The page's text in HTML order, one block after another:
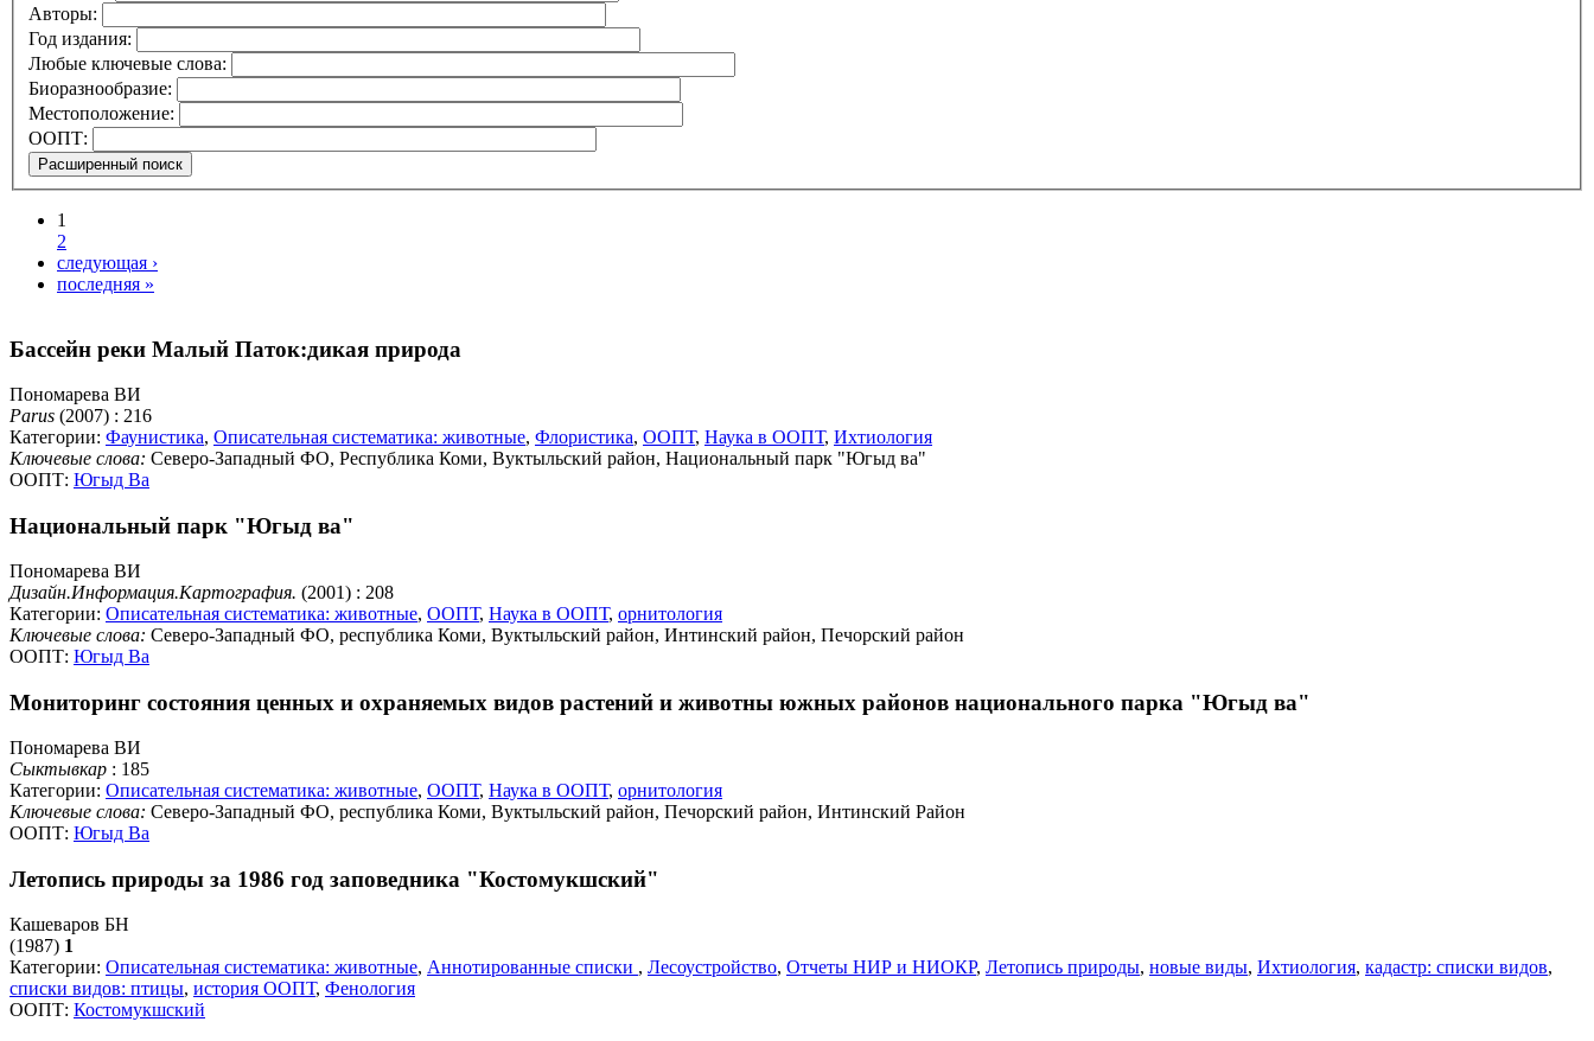
Авторы:
Год издания:
Любые ключевые слова:
Биоразнообразие:
Местоположение:
ООПТ:
1
2
следующая ›
последняя »
Бассейн реки Малый Паток:дикая природа
Пономарева ВИ
Parus (2007) : 216
Категории: Фаунистика, Описательная систематика: животные, Флористика, ООПТ, Наука в ООПТ, Ихтиология
Ключевые слова: Северо-Западный ФО, Республика Коми, Вуктыльский район, Национальный парк "Югыд ва"
ООПТ: Югыд Ва
Национальный парк "Югыд ва"
Пономарева ВИ
Дизайн.Информация.Картография. (2001) : 208
Категории: Описательная систематика: животные, ООПТ, Наука в ООПТ, орнитология
Ключевые слова: Северо-Западный ФО, республика Коми, Вуктыльский район, Интинский район, Печорский район
ООПТ: Югыд Ва
Мониторинг состояния ценных и охраняемых видов растений и животны южных районов национального парка "Югыд ва"
Пономарева ВИ
Сыктывкар : 185
Категории: Описательная систематика: животные, ООПТ, Наука в ООПТ, орнитология
Ключевые слова: Северо-Западный ФО, республика Коми, Вуктыльский район, Печорский район, Интинский Район
ООПТ: Югыд Ва
Летопись природы за 1986 год заповедника "Костомукшский"
Кашеваров БН
(1987) 1
Категории: Описательная систематика: животные, Аннотированные списки , Лесоустройство, Отчеты НИР и НИОКР, Летопись природы, новые виды, Ихтиология, кадастр: списки видов,
списки видов: птицы, история ООПТ, Фенология
ООПТ: Костомукшский